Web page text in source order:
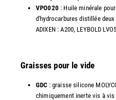
VPO020 : Huile minérale
d'hydrocarbures distillée
ADIXEN : A200, LEYBOLD
Graisses pour le vide
GDC : graisse silicone
chimiquement inerte vis à